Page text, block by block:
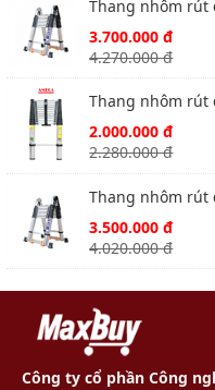
Thang nhôm rút
Ameca AMI-P560N
3.700.000 đ
4.270.000 đ
Thang nhôm rút
Ameca AMD-480
2.000.000 đ
2.280.000 đ
Thang nhôm rút
Ameca AMI-P500n
cao 2.5m
3.500.000 đ
4.020.000 đ
Công ty cổ phần Công